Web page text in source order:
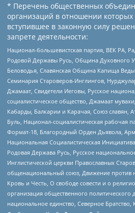
* Перечень общественных
организаций в отношении
вступившее в законную силу
запрете деятельности:
Национал-большевистская партия, ВЕК РА,
Родовой Державы Русь, Община Духовного
Беловодья, Славянская Община Капища
Семинария Староверов-Инглингов,
Джамаат, Свидетели Иеговы, Русское
социалистическое общество, Джамаат
Кабарды, Балкарии и Карачая, Союз славян,
Буль, Национал-социалистическая рабочая
Формат-18, Благородный Орден Дьявола,
Национальная Социалистическая
Родовая Держава Русь, Русское
Инглистической церкви Православных
общенациональный союз, Движение против
Кровь и Честь, О свободе совести и о
организация общественного политического
национальное единство, Северное